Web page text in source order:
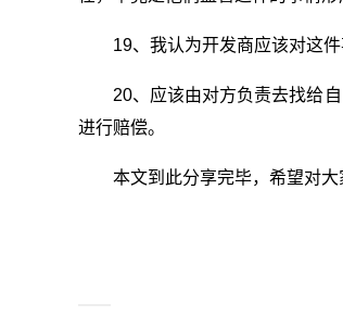
19、我认为开发商应该对这
20、应该由对方负责去找给
进行赔偿。
本文到此分享完毕，希望对大